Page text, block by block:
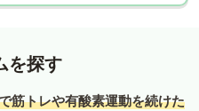
を探す
筋トレや有酸素運動を続けた